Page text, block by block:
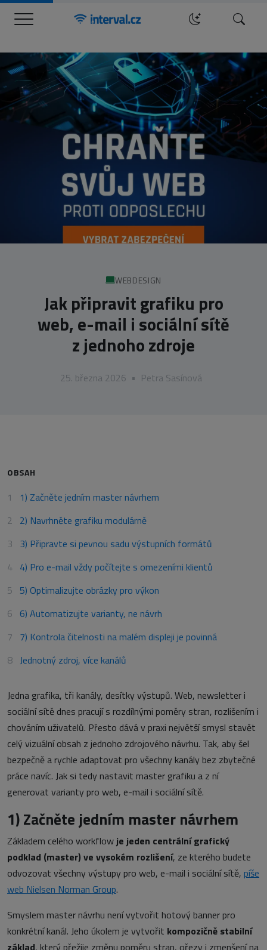
Menu Hledat
WEBDESIGN
Jak připravit grafiku pro
web, e-mail i sociální sítě
z jednoho zdroje
25. března 2026 • Petra Sasínová
OBSAH
1) Začněte jedním master návrhem
2) Navrhněte grafiku modulárně
3) Připravte si pevnou sadu výstupních formátů
4) Pro e-mail vždy počítejte s omezeními klientů
5) Optimalizujte obrázky pro výkon
6) Automatizujte varianty, ne návrh
7) Kontrola čitelnosti na malém displeji je povinná
Jednotný zdroj, více kanálů
Jedna grafika, tři kanály, desítky výstupů. Web, newsletter i
sociální sítě dnes pracují s rozdílnými poměry stran, rozlišením i
chováním uživatelů. Přesto dává v praxi největší smysl stavět
celý vizuální obsah z jednoho zdrojového návrhu. Tak, aby šel
bezpečně a rychle adaptovat pro všechny kanály bez zbytečné
práce navíc. Jak si tedy nastavit master grafiku a z ní
generovat varianty pro web, e-mail i sociální sítě.
1)Začněte jedním master návrhem
Základem celého workflow je jeden centrální grafický
podklad (master) ve vysokém rozlišení, ze kterého budete
odvozovat všechny výstupy pro web, e-mail i sociální sítě, píše
web Nielsen Norman Group.
Smyslem master návrhu není vytvořit hotový banner pro
konkrétní kanál. Jeho úkolem je vytvořit kompozičně stabilní
základ, který přežije změnu poměru stran, ořezy i zmenšení na